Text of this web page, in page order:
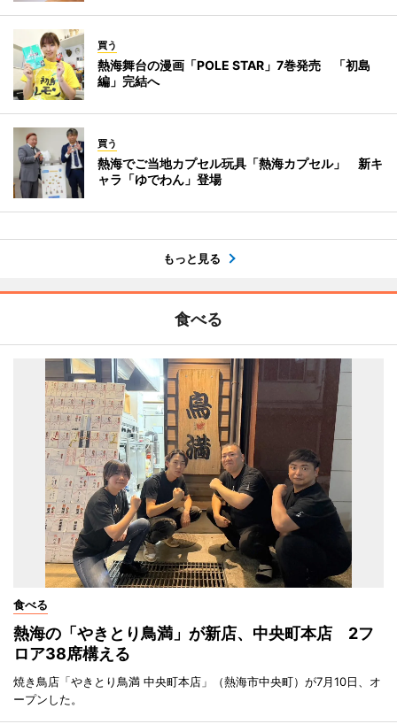
買う
熱海舞台の漫画「POLE STAR」7巻発売 「初島
編」完結へ
買う
熱海でご当地カプセル玩具「熱海カプセル」 新キ
ャラ「ゆでわん」登場
もっと見る
食べる
食べる
熱海の「やきとり鳥満」が新店、中央町本店 2フ
ロア38席構える
焼き鳥店「やきとり鳥満 中央町本店」（熱海市中央町）が7月10日、オ
ープンした。